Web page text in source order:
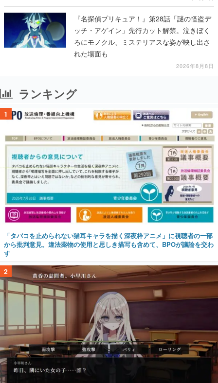
『名探偵プリキュア！』第28話「謎の怪盗デ
ッチ・アゲイン」先行カット解禁。泣きぼく
ろにモノクル、ミステリアスな姿が映し出さ
れた場面も
2026年8月8日
ランキング
1
「タバコを止められない猫耳キャラを描く深夜枠アニメ」に視聴者の一部
から批判意見。違法薬物の使用と思しき描写も含めて、BPOが議論を交わ
す
2